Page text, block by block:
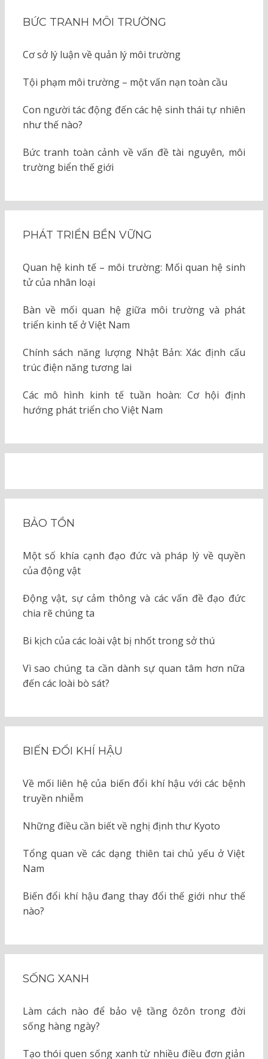
BỨC TRANH MÔI TRƯỜNG
Cơ sở lý luận về quản lý môi trường
Tội phạm môi trường – một vấn nạn toàn cầu
Con người tác động đến các hệ sinh thái tự nhiên
như thế nào?
Bức tranh toàn cảnh về vấn đề tài nguyên, môi
trường biển thế giới
PHÁT TRIỂN BỀN VỮNG
Quan hệ kinh tế – môi trường: Mối quan hệ sinh
tử của nhân loại
Bàn về mối quan hệ giữa môi trường và phát
triển kinh tế ở Việt Nam
Chính sách năng lượng Nhật Bản: Xác định cấu
trúc điện năng tương lai
Các mô hình kinh tế tuần hoàn: Cơ hội định
hướng phát triển cho Việt Nam
BẢO TỒN
Một số khía cạnh đạo đức và pháp lý về quyền
của động vật
Động vật, sự cảm thông và các vấn đề đạo đức
chia rẽ chúng ta
Bi kịch của các loài vật bị nhốt trong sở thú
Vì sao chúng ta cần dành sự quan tâm hơn nữa
đến các loài bò sát?
BIẾN ĐỔI KHÍ HẬU
Về mối liên hệ của biến đổi khí hậu với các bệnh
truyền nhiễm
Những điều cần biết về nghị định thư Kyoto
Tổng quan về các dạng thiên tai chủ yếu ở Việt
Nam
Biến đổi khí hậu đang thay đổi thế giới như thế
nào?
SỐNG XANH
Làm cách nào để bảo vệ tầng ôzôn trong đời
sống hàng ngày?
Tạo thói quen sống xanh từ nhiều điều đơn giản